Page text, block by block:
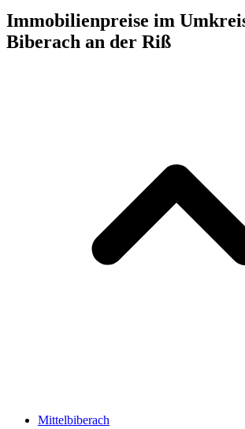
Immobilienpreise im
Biberach an der Riß
Mittelbiberach